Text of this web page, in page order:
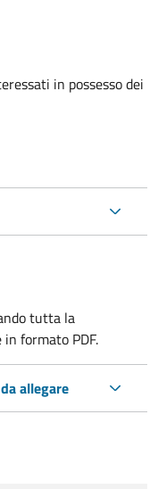
in possesso dei
tutta la
formato PDF.
allegare